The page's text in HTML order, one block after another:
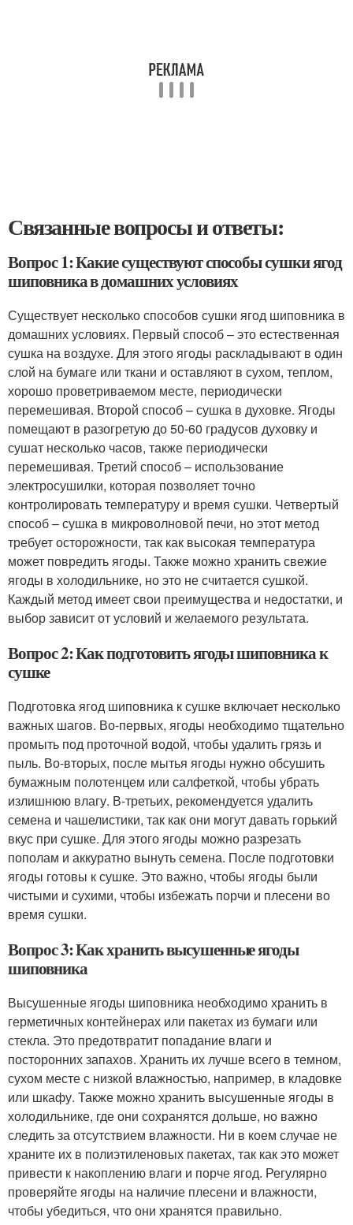
Связанные вопросы и ответы:
Вопрос 1: Какие существуют способы сушки ягод
шиповника в домашних условиях
Существует несколько способов сушки ягод шиповника в
домашних условиях. Первый способ – это естественная
сушка на воздухе. Для этого ягоды раскладывают в один
слой на бумаге или ткани и оставляют в сухом, теплом,
хорошо проветриваемом месте, периодически
перемешивая. Второй способ – сушка в духовке. Ягоды
помещают в разогретую до 50-60 градусов духовку и
сушат несколько часов, также периодически
перемешивая. Третий способ – использование
электросушилки, которая позволяет точно
контролировать температуру и время сушки. Четвертый
способ – сушка в микроволновой печи, но этот метод
требует осторожности, так как высокая температура
может повредить ягоды. Также можно хранить свежие
ягоды в холодильнике, но это не считается сушкой.
Каждый метод имеет свои преимущества и недостатки, и
выбор зависит от условий и желаемого результата.
Вопрос 2: Как подготовить ягоды шиповника к
сушке
Подготовка ягод шиповника к сушке включает несколько
важных шагов. Во-первых, ягоды необходимо тщательно
промыть под проточной водой, чтобы удалить грязь и
пыль. Во-вторых, после мытья ягоды нужно обсушить
бумажным полотенцем или салфеткой, чтобы убрать
излишнюю влагу. В-третьих, рекомендуется удалить
семена и чашелистики, так как они могут давать горький
вкус при сушке. Для этого ягоды можно разрезать
пополам и аккуратно вынуть семена. После подготовки
ягоды готовы к сушке. Это важно, чтобы ягоды были
чистыми и сухими, чтобы избежать порчи и плесени во
время сушки.
Вопрос 3: Как хранить высушенные ягоды
шиповника
Высушенные ягоды шиповника необходимо хранить в
герметичных контейнерах или пакетах из бумаги или
стекла. Это предотвратит попадание влаги и
посторонних запахов. Хранить их лучше всего в темном,
сухом месте с низкой влажностью, например, в кладовке
или шкафу. Также можно хранить высушенные ягоды в
холодильнике, где они сохранятся дольше, но важно
следить за отсутствием влажности. Ни в коем случае не
храните их в полиэтиленовых пакетах, так как это может
привести к накоплению влаги и порче ягод. Регулярно
проверяйте ягоды на наличие плесени и влажности,
чтобы убедиться, что они хранятся правильно.